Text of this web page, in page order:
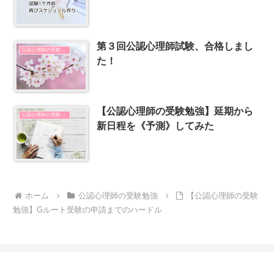
公認心理師の受験勉強
第３回公認心理師試験、合格しまし
た！
公認心理師の受験勉強
【公認心理師の受験勉強】延期から
新日程を《予測》してみた
ホーム 公認心理師の受験勉強
【公認心理師の受験
勉強】Gルート受験の申請までのハードル